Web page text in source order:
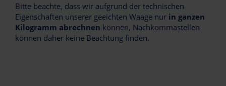
Bitte beachte, dass wir aufgrund der technischen
Eigenschaften unserer geeichten Waage nur in ganzen
Kilogramm abrechnen können, Nachkommastellen
können daher keine Beachtung finden.